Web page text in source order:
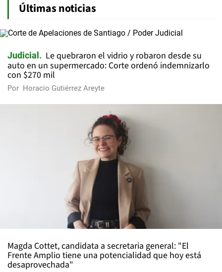
Últimas noticias
Judicial
Le quebraron el vidrio y robaron desde su
auto en un supermercado: Corte ordenó indemnizarlo
con $270 mil
Por Horacio Gutiérrez Areyte
Magda Cottet, candidata a secretaria general: "El
Frente Amplio tiene una potencialidad que hoy está
desaprovechada"